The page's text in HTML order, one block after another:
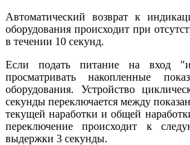
Автоматический возврат к
оборудования происходит при
в течении 10 секунд.
Если подать питание на вход
просматривать накопленные
оборудования. Устройство
секунды переключается между
текущей наработки и общей
переключение происходит к
выдержки 3 секунды.